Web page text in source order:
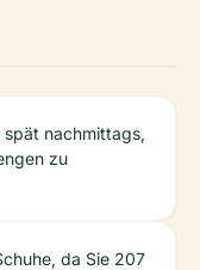
spät nachmittags,
zu
da Sie 207